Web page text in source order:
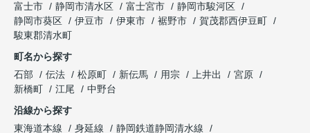
富士市
静岡市清水区 富士宮市
静岡市駿河区
静岡市葵区
伊豆市 伊東市 裾野市
賀茂郡西伊豆町
駿東郡清水町
町名から探す
石部
伝法 松原町 新伝馬 用宗 上井出
宮原
新橋町
江尾
中野台
沿線から探す
東海道本線
身延線
静岡鉄道静岡清水線